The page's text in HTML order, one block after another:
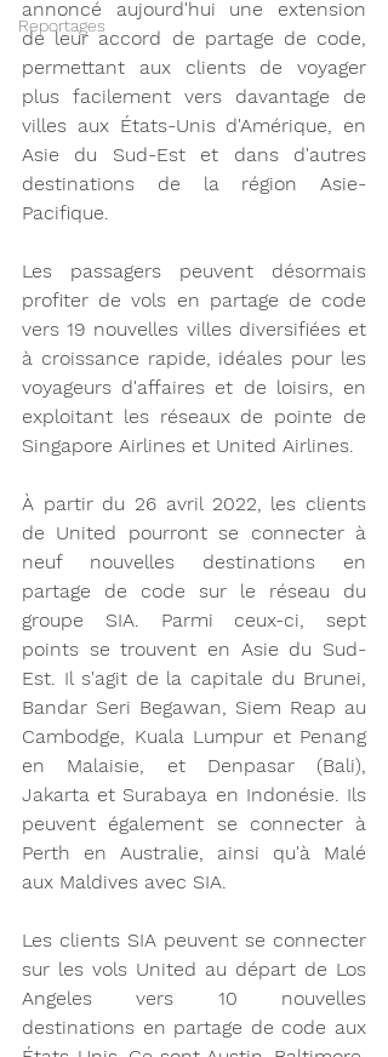
Reportages
annoncé aujourd'hui une extension
de leur accord de partage de code,
permettant aux clients de voyager
plus facilement vers davantage de
villes aux États-Unis d'Amérique, en
Asie du Sud-Est et dans d'autres
destinations de la région Asie-
Pacifique.
Les passagers peuvent désormais
profiter de vols en partage de code
vers 19 nouvelles villes diversifiées et
à croissance rapide, idéales pour les
voyageurs d'affaires et de loisirs, en
exploitant les réseaux de pointe de
Singapore Airlines et United Airlines.
À partir du 26 avril 2022, les clients
de United pourront se connecter à
neuf nouvelles destinations en
partage de code sur le réseau du
groupe SIA. Parmi ceux-ci, sept
points se trouvent en Asie du Sud-
Est. Il s'agit de la capitale du Brunei,
Bandar Seri Begawan, Siem Reap au
Cambodge, Kuala Lumpur et Penang
en Malaisie, et Denpasar (Bali),
Jakarta et Surabaya en Indonésie. Ils
peuvent également se connecter à
Perth en Australie, ainsi qu'à Malé
aux Maldives avec SIA.
Les clients SIA peuvent se connecter
sur les vols United au départ de Los
Angeles vers 10 nouvelles
destinations en partage de code aux